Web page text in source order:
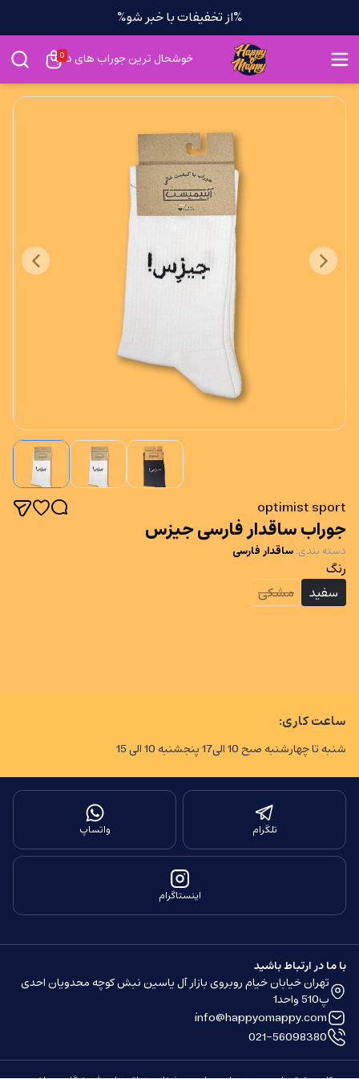
%از تخفیفات با خبر شو%
خوشحال ترین جوراب های دنیا
0
optimist sport
جوراب ساقدار فارسی جیزس
دسته بندی: ساقدار فارسی
رنگ
سفید
مشکی
ساعت کاری:
شنبه تا چهارشنبه صبح 10 الی17 پنجشنبه 10 الی 15
تلگرام واتساپ
اینستاگرام
با ما در ارتباط باشید
تهران خیابان خیام روبروی بازار آل یاسین نبش کوچه محدویان احدی
پ510 واحد1
info@happyomappy.com
021-56098380